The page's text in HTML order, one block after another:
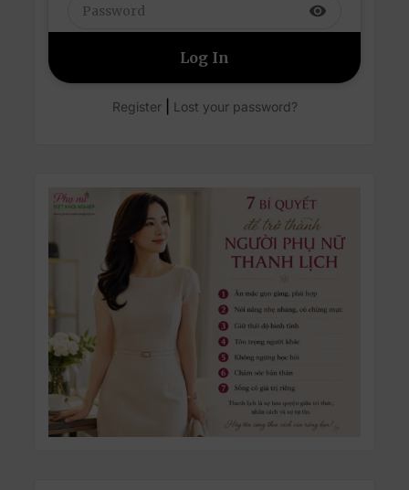
visibility
Register| Lost your password?